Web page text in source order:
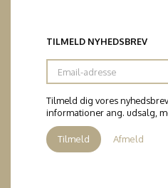
TILMELD NYHEDSBREV
Email-
adresse
Tilmeld dig vores
informationer ang. udsalg,
Tilmeld Afmeld